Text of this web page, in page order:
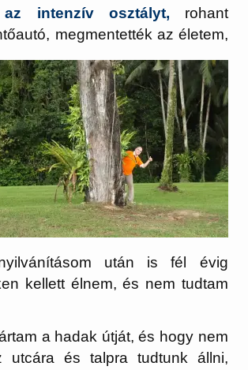
az intenzív osztályt, rohant
megmentették az életem,
után is fél évig
kellett élnem, és nem tudtam
a hadak útját, és hogy nem
utcára és talpra tudtunk állni,